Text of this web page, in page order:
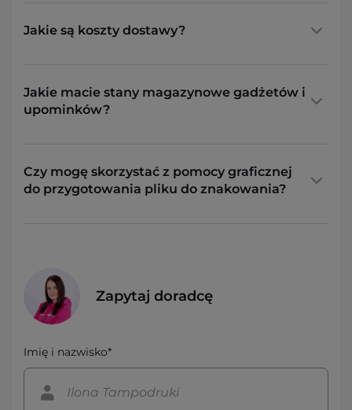
Jakie są koszty dostawy?
Jakie macie stany magazynowe gadżetów i
upominków?
Czy mogę skorzystać z pomocy graficznej
do przygotowania pliku do znakowania?
Zapytaj doradcę
Imię i nazwisko*